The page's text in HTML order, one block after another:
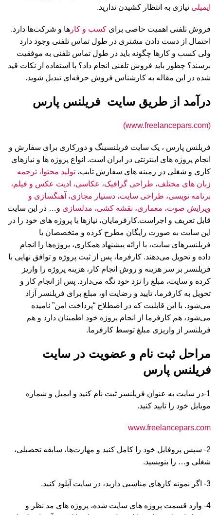
ایمیلی نیازی به انتظار کشیدن ندارید.
فروش تلفنی اهمیت خاصی برای کسب و کار ها و شرکت‌ها دارد.
احتمال از دست دادن مشتری در طول تماس تلفنی وجود دارد
ولی کسب و کارها چگونه باید در طول تماس تلفنی به موفقیت
برسند؟ چطور باید فروش تلفنی انجام داد؟ با استفاده از نکات قید
شده در این مقاله به کارشناس فروش حرفه‌ای تبدیل شوید.
درآمد از طریق سایت فریلنس پارس
(www.freelancepars.com)
فریلنس پارس ، یک سایت فریلنسینگ و دورکاری برای سفارش و
انجام پروژه های اینترنتی در ایران است. انواع پروژه ها و نیازهای
کاری و شغلی در زمینه های سفارش تایپ، تولید محتوا، ترجمه
زبان های مختلف، طراحی گرافیک، عکاسی، ادیت عکس و فیلم،
برنامه نویسی، طراحی سایت، دستیار مجازی، آهنگسازی و
ویرایش صوت، معماری، نقشه کشی، مدلسازی و… در این سایت
قابل تعریف و اجراست.کارفرمایان، نیازها یا پروژه های خود را در
این سایت به صورت رایگان مطرح کرده و متخصصان یا
فریلنسرهای سایت، با ارائه پیشنهاد همکاری، پروژه‌ها را انجام
داده و تحویل می‌دهند. کارفرما، پس از ثبت پروژه و توافق نهایی با
فریلنسر بر سر هزینه و روش انجام کار، هزینه پروژه را واریز
کرده و سایت، مبلغ را نزد خود نگه می‌دارد. پس از انجام کار و
تحویل به کارفرما، تایید و رضایت او، مبلغ برای فریلنسر آزاد
می‌شود. با این قابلیت که در اصطلاح “پرداخت امن” نامیده
می‌شود، هم کارفرما از انجام پروژه خود اطمینان دارد و هم
فریلنسر از واریزی مبلغ توسط کارفرما.
مراحل ثبت نام و عضویت در سایت
فریلنس پارس
1-در سایت به عنوان فریلنسر ثبت نام کنید و ایمیل و شماره
موبایل خود را تایید کنید.
www.freelancepars.com
2- سپس پروفایل خود را کامل کنید و مهارت‌ها، سابقه تحصیلی،
شغلی و… را بنویسید.
3- اگر نمونه کارهای مناسبی دارید، در سایت آپلود کنید.
4- وارد قسمت پروژه های سایت شده، پروژه های مد نظر و